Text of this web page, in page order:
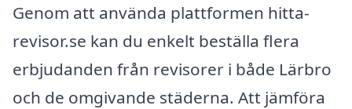
Genom att använda plattformen hitta-
revisor.se kan du enkelt beställa flera
erbjudanden från revisorer i både Lärbro
och de omgivande städerna. Att jämföra